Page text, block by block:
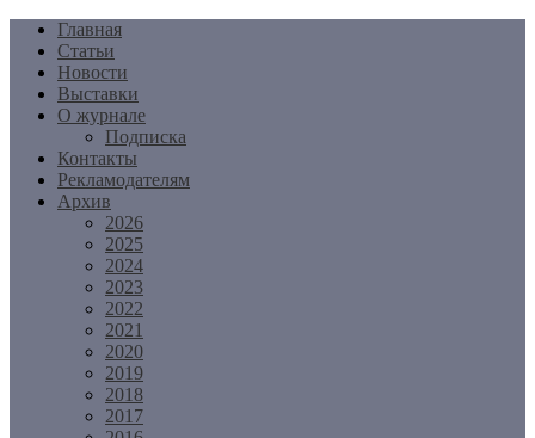
Перейти
содержимому
Главная
Статьи
Новости
Выставки
О журнале
Подписка
Контакты
Рекламодателям
Архив
2026
2025
2024
2023
2022
2021
2020
2019
2018
2017